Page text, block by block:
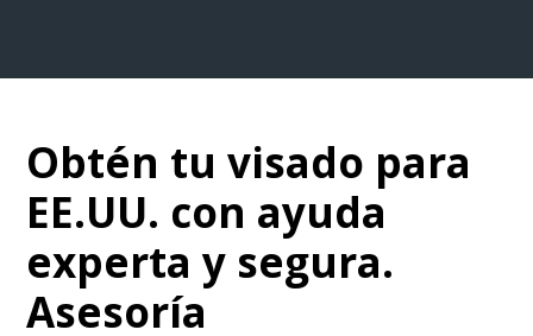
Obtén tu visado para
EE.UU. con ayuda
experta y segura.
Asesoría